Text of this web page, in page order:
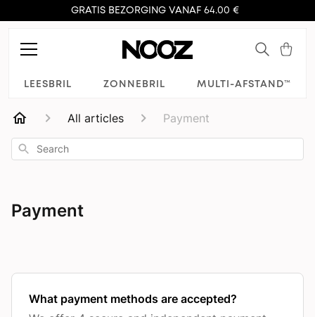
GRATIS BEZORGING VANAF 64.00 €
LEESBRIL ZONNEBRIL MULTI-AFSTAND™